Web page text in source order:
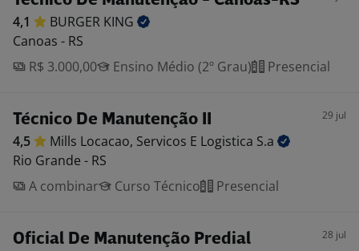
4,1 BURGER KING
Canoas - RS
R$ 3.000,00
Ensino Médio (2º Grau) Presencial
Técnico De Manutenção II 29 jul
4,5 Mills Locacao, Servicos E Logistica S.a
Rio Grande - RS
A combinar
Curso Técnico Presencial
Oficial De Manutenção Predial 28 jul